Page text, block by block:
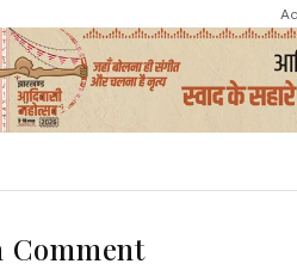
Comment